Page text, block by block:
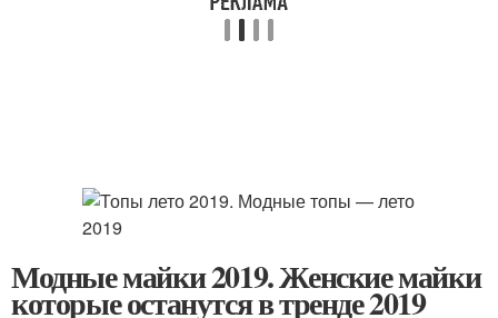
Модные майки 2019. Женские майки
которые останутся в тренде 2019